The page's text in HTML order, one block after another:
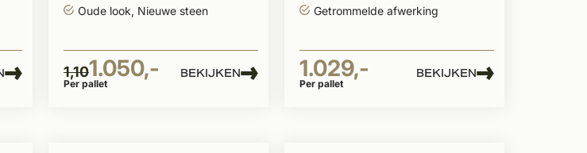
Oude look, Nieuwe steen
1,101.050,-
Per pallet
BEKIJKEN
Getrommelde afwerking
1.029,-
Per pallet
BEKIJKEN